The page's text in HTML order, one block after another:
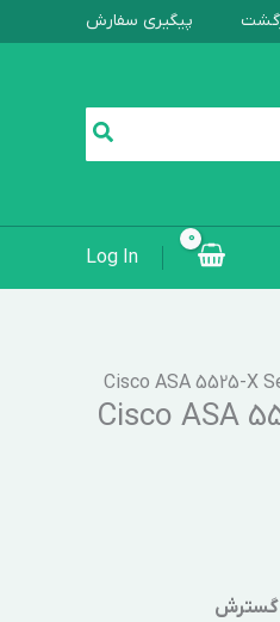
پیگیری سفارش
Log In